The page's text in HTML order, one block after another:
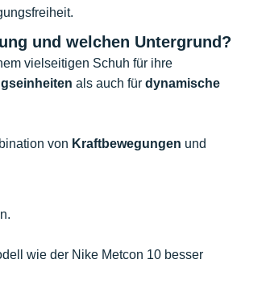
und welchen Untergrund?
vielseitigen Schuh für ihre
als auch für dynamische
von Kraftbewegungen und
wie der Nike Metcon 10 besser